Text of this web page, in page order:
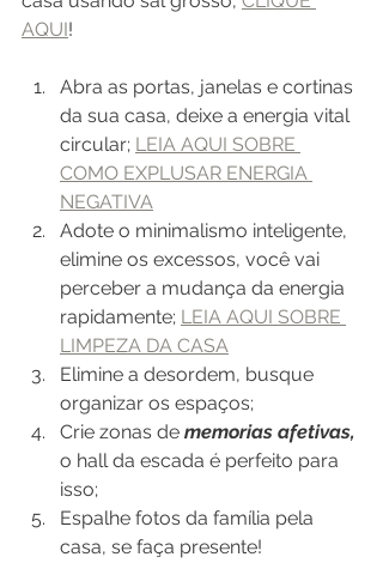
AQUI!
Abra as portas, janelas e cortinas
da sua casa, deixe a energia vital
circular; LEIA AQUI SOBRE
COMO EXPLUSAR ENERGIA
NEGATIVA
Adote o minimalismo inteligente,
elimine os excessos, você vai
perceber a mudança da energia
rapidamente; LEIA AQUI SOBRE
LIMPEZA DA CASA
Elimine a desordem, busque
organizar os espaços;
Crie zonas de memorias afetivas,
o hall da escada é perfeito para
isso;
Espalhe fotos da família pela
casa, se faça presente!